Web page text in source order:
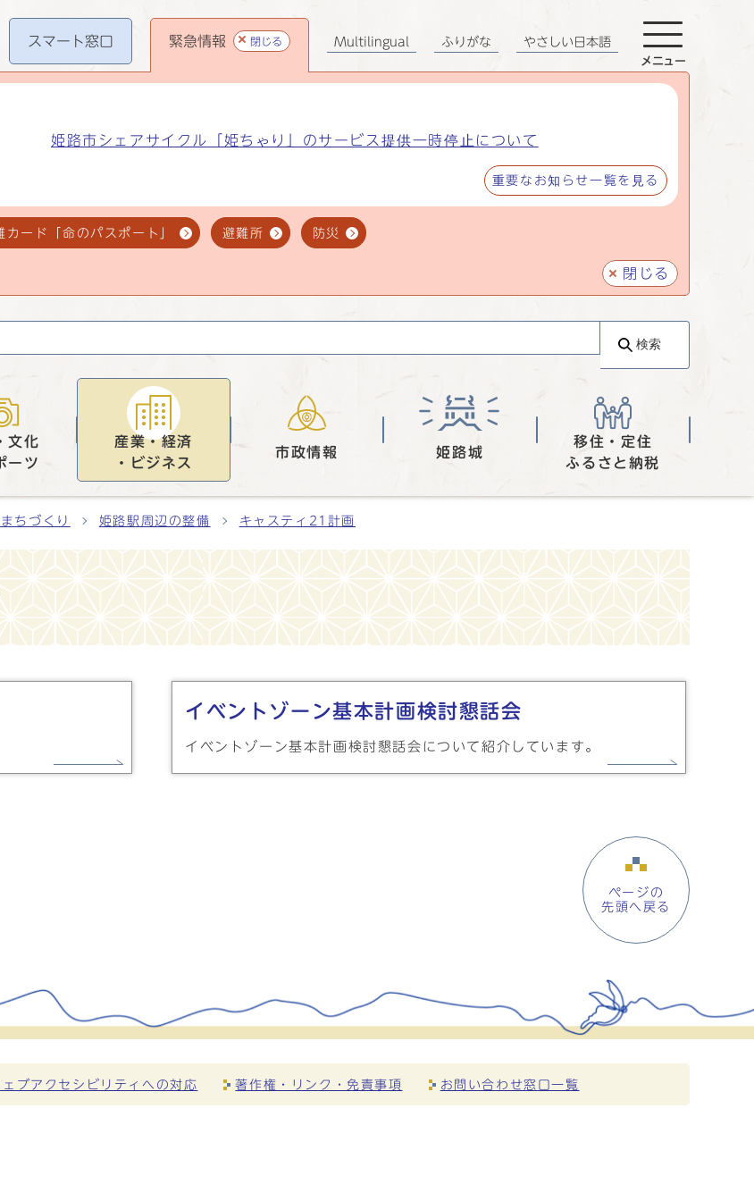
スマート窓口 緊急情報 閉じる
姫路市シェアサイクル「姫ちゃり」のサービス提供一時停止について
重要なお知らせ一覧を見る
カード「命のパスポート」 避難所 防災
閉じる
Multilingual ふりがな やさしい日本語
メニュー
検索
文化
ーツ
産業・経済
・ビジネス
市政情報 姫路城
移住・定住
ふるさと納税
ちづくり 姫路駅周辺の整備 キャスティ21計画
イベントゾーン基本計画検討懇話会
イベントゾーン基本計画検討懇話会について紹介しています。
ページの
先頭へ戻る
ェブアクセシビリティへの対応 著作権・リンク・免責事項 お問い合わせ窓口一覧